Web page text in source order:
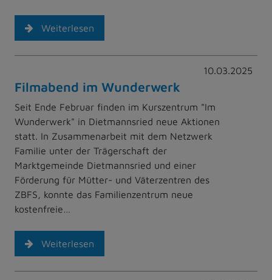
Weiterlesen
10.03.2025
Filmabend im Wunderwerk
Seit Ende Februar finden im Kurszentrum "Im
Wunderwerk" in Dietmannsried neue Aktionen
statt. In Zusammenarbeit mit dem Netzwerk
Familie unter der Trägerschaft der
Marktgemeinde Dietmannsried und einer
Förderung für Mütter- und Väterzentren des
ZBFS, konnte das Familienzentrum neue
kostenfreie…
Weiterlesen